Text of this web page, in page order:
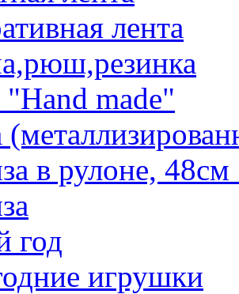
лента
"Hand made"
в рулоне,
год
игрушки